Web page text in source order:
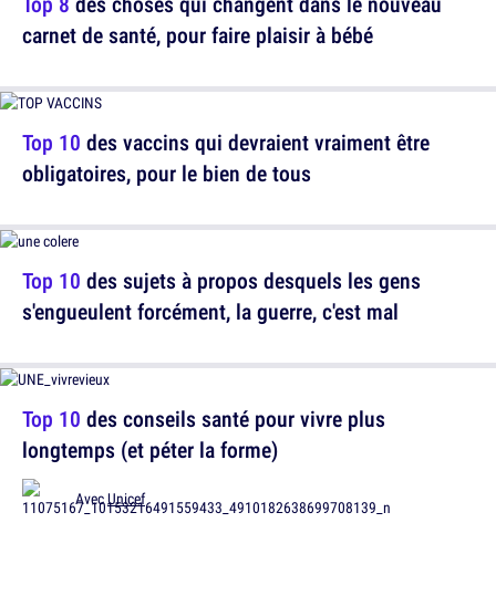
Top 10 des vaccins qui devraient vraiment être
obligatoires, pour le bien de tous
Top 10 des conseils santé pour vivre plus
longtemps (et péter la forme)
AvecUnicef
carnet de santé, pour faire plaisir à bébé
Top 10 des sujets à propos desquels les gens
s'engueulent forcément, la guerre, c'est mal